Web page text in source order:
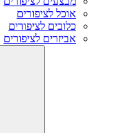
אוכל לציפורים
כלובים לציפורים
אביזרים לציפורים